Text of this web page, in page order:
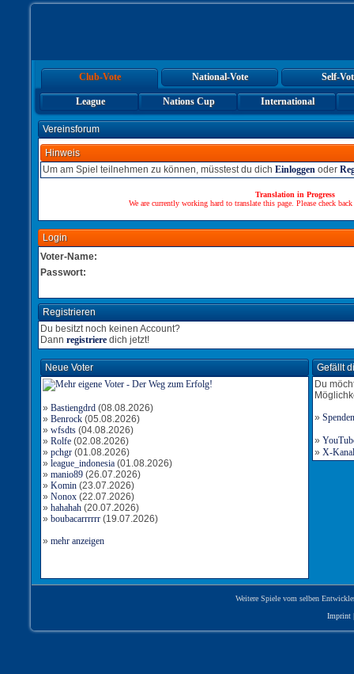
Club-Vote National-Vote Self-
League Nations Cup International
Vereinsforum
Hinweis
Um am Spiel teilnehmen zu können, müsstest du dich Einloggen oder
Translation in Progress
We are currently working hard to translate this page. Please check
Login
Voter-Name:
Passwort:
Registrieren
Du besitzt noch keinen Account?
Dann registriere dich jetzt!
Neue Voter
» Bastiengdrd (08.08.2026)
» Benrock (05.08.2026)
» wfsdts (04.08.2026)
» Rolfe (02.08.2026)
» pchgr (01.08.2026)
» league_indonesia (01.08.2026)
» manio89 (26.07.2026)
» Komin (23.07.2026)
» Nonox (22.07.2026)
» hahahah (20.07.2026)
» boubacarrrrrr (19.07.2026)
» mehr anzeigen
Gefällt
Du
» Spenden
»
» X-
Weitere Spiele vom selben
Imprint